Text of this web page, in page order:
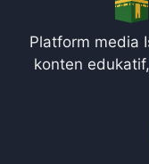
Platform media
konten